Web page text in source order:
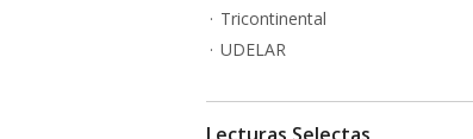
Tricontinental
UDELAR